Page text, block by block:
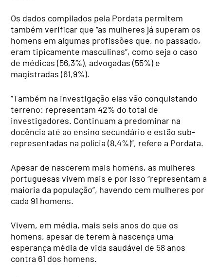
Os dados compilados pela Pordata permitem
também verificar que “as mulheres já superam os
homens em algumas profissões que, no passado,
eram tipicamente masculinas”, como seja o caso
de médicas (56,3%), advogadas (55%) e
magistradas (61,9%).
“Também na investigação elas vão conquistando
terreno: representam 42% do total de
investigadores. Continuam a predominar na
docência até ao ensino secundário e estão sub-
representadas na polícia (8,4%)”, refere a Pordata.
Apesar de nascerem mais homens, as mulheres
portuguesas vivem mais e por isso “representam a
maioria da população”, havendo cem mulheres por
cada 91 homens.
Vivem, em média, mais seis anos do que os
homens, apesar de terem à nascença uma
esperança média de vida saudável de 58 anos
contra 61 dos homens.